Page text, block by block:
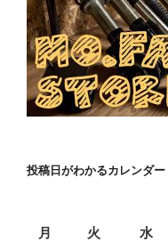
投稿日がわかるカレンダー
月
火 水